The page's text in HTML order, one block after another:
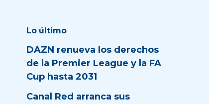
Lo último
DAZN renueva los derechos
de la Premier League y la FA
Cup hasta 2031
Canal Red arranca sus